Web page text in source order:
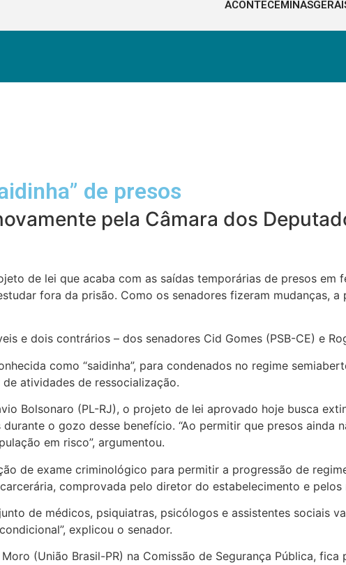
de presos
pela Câmara dos
de lei que acaba com as saídas temporárias de presos
fora da prisão. Como os senadores fizeram mudanças,
e dois contrários – dos senadores Cid Gomes (PSB-CE) e
como “saidinha”, para condenados no regime
atividades de ressocialização.
Bolsonaro (PL-RJ), o projeto de lei aprovado hoje busca
o gozo desse benefício. “Ao permitir que presos ainda
em risco”, argumentou.
de exame criminológico para permitir a progressão de
comprovada pelo diretor do estabelecimento e pelos
de médicos, psiquiatras, psicólogos e assistentes sociais
explicou o senador.
(União Brasil-PR) na Comissão de Segurança Pública,